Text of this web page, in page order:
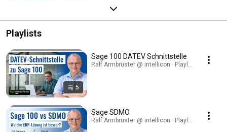
Playlists
5
Sage 100 DATEV Schnittstelle
Ralf Armbrüster @ intellicon · Playlist
Sage SDMO
Ralf Armbrüster @ intellicon · Playlist